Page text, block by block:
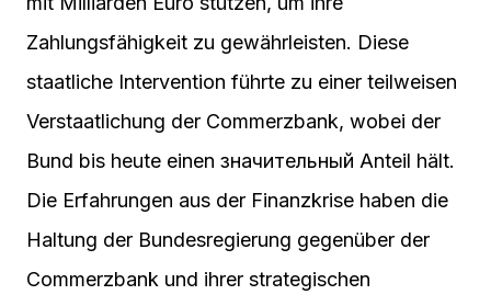
Zahlungsfähigkeit zu gewährleisten. Diese
staatliche Intervention führte zu einer teilweisen
Verstaatlichung der Commerzbank, wobei der
Bund bis heute einen значительный Anteil hält.
Die Erfahrungen aus der Finanzkrise haben die
Haltung der Bundesregierung gegenüber der
Commerzbank und ihrer strategischen